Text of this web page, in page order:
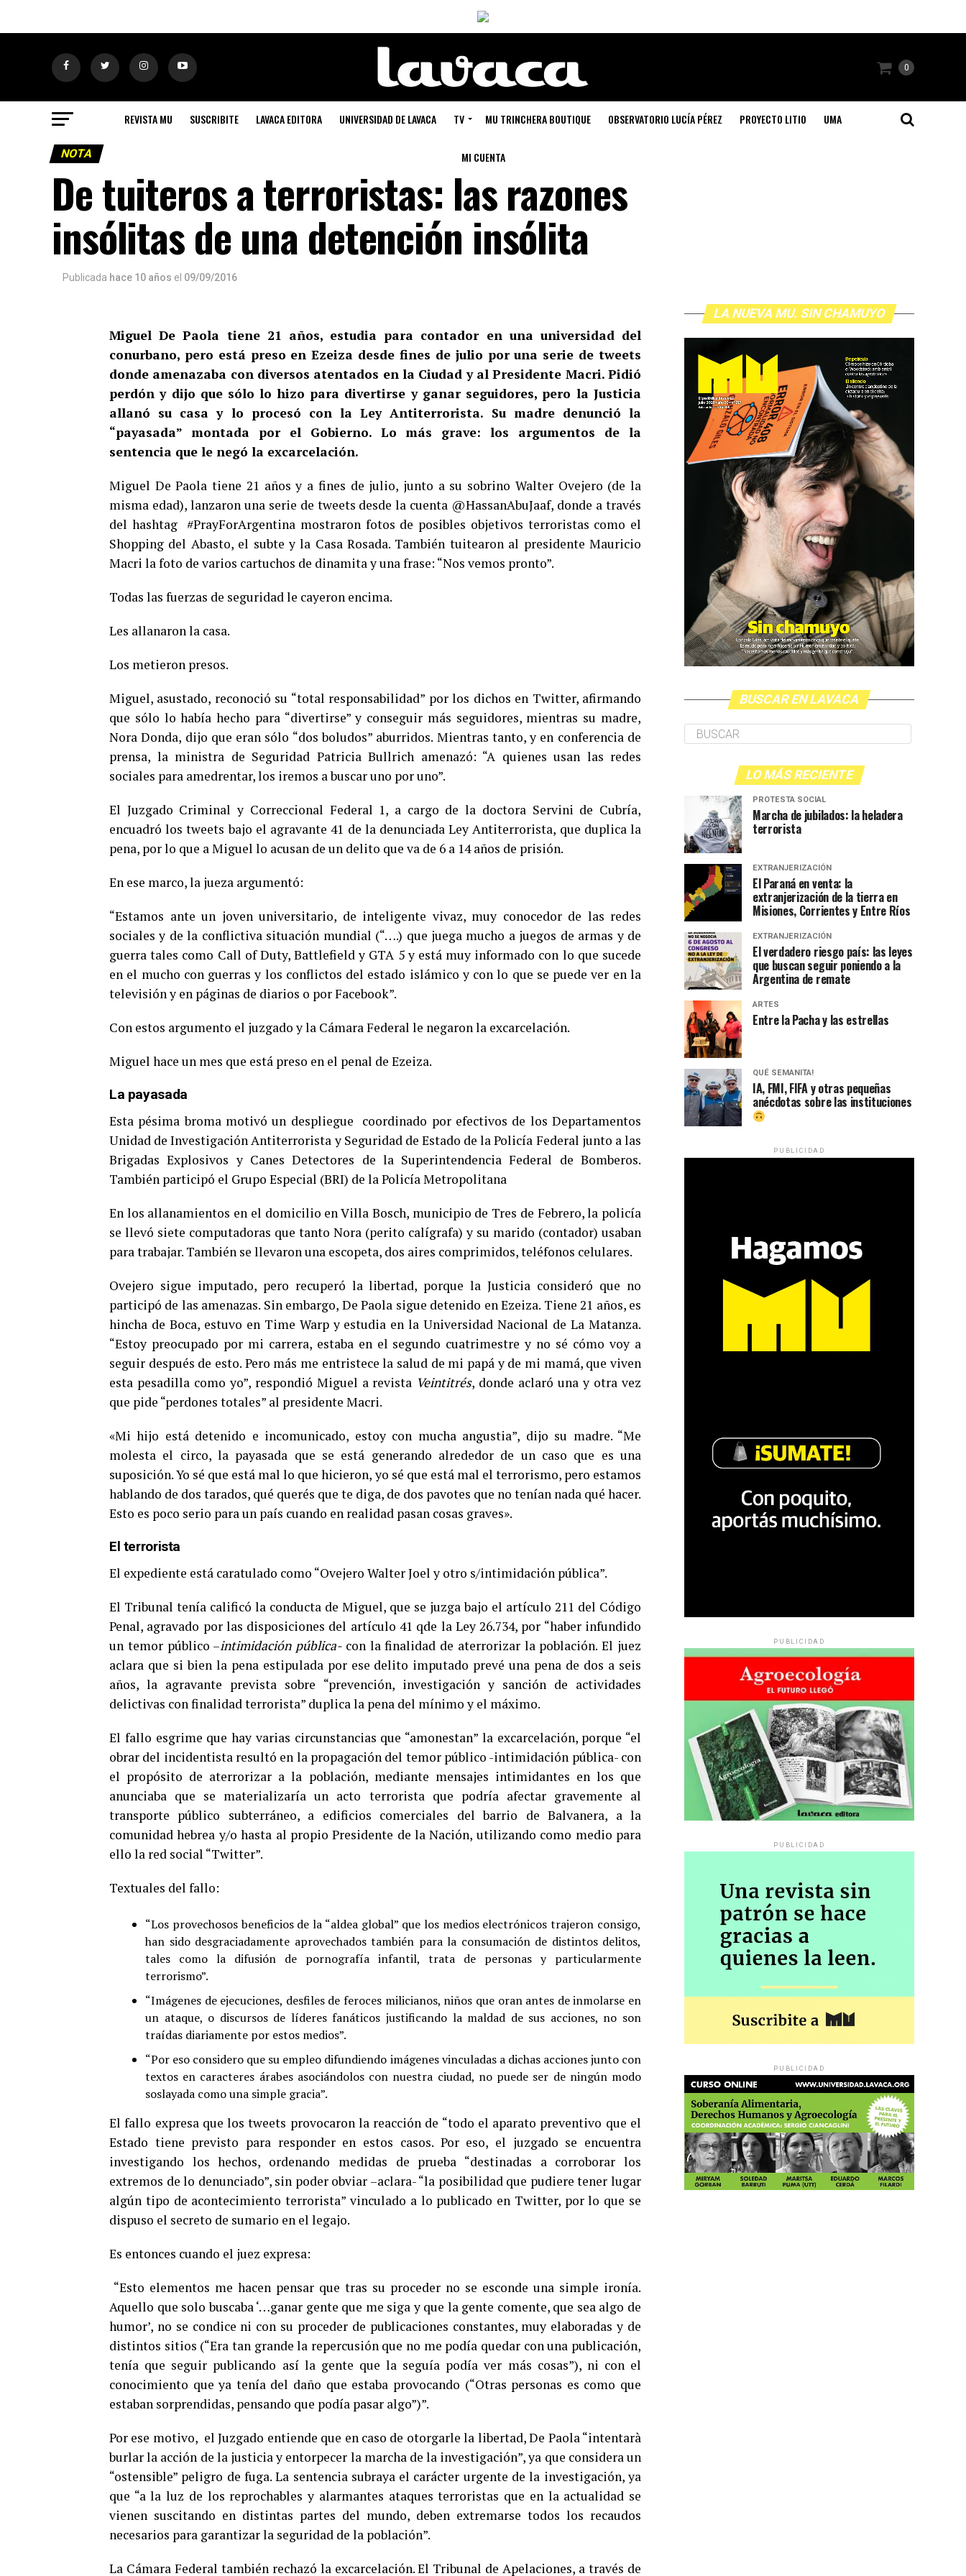
0
REVISTA MU SUSCRIBITE LAVACA EDITORA UNIVERSIDAD DE LAVACA TV MU TRINCHERA BOUTIQUE OBSERVATORIO LUCÍA PÉREZ PROYECTO LITIO UMA
MI CUENTA
NOTA
De tuiteros a terroristas: las razones
insólitas de una detención insólita
Publicada hace 10 años el 09/09/2016
Miguel De Paola tiene 21 años, estudia para contador en una universidad del
conurbano, pero está preso en Ezeiza desde fines de julio por una serie de tweets
donde amenazaba con diversos atentados en la Ciudad y al Presidente Macri. Pidió
perdón y dijo que sólo lo hizo para divertirse y ganar seguidores, pero la Justicia
allanó su casa y lo procesó con la Ley Antiterrorista. Su madre denunció la
“payasada” montada por el Gobierno. Lo más grave: los argumentos de la
sentencia que le negó la excarcelación.
Miguel De Paola tiene 21 años y a fines de julio, junto a su sobrino Walter Ovejero (de la
misma edad), lanzaron una serie de tweets desde la cuenta @HassanAbuJaaf, donde a través
del hashtag #PrayForArgentina mostraron fotos de posibles objetivos terroristas como el
Shopping del Abasto, el subte y la Casa Rosada. También tuitearon al presidente Mauricio
Macri la foto de varios cartuchos de dinamita y una frase: “Nos vemos pronto”.
Todas las fuerzas de seguridad le cayeron encima.
Les allanaron la casa.
Los metieron presos.
Miguel, asustado, reconoció su “total responsabilidad” por los dichos en Twitter, afirmando
que sólo lo había hecho para “divertirse” y conseguir más seguidores, mientras su madre,
Nora Donda, dijo que eran sólo “dos boludos” aburridos. Mientras tanto, y en conferencia de
prensa, la ministra de Seguridad Patricia Bullrich amenazó: “A quienes usan las redes
sociales para amedrentar, los iremos a buscar uno por uno”.
El Juzgado Criminal y Correccional Federal 1, a cargo de la doctora Servini de Cubría,
encuadró los tweets bajo el agravante 41 de la denunciada Ley Antiterrorista, que duplica la
pena, por lo que a Miguel lo acusan de un delito que va de 6 a 14 años de prisión.
En ese marco, la jueza argumentó:
“Estamos ante un joven universitario, de inteligente vivaz, muy conocedor de las redes
sociales y de la conflictiva situación mundial (“….) que juega mucho a juegos de armas y de
guerra tales como Call of Duty, Battlefield y GTA 5 y está muy informado con lo que sucede
en el mucho con guerras y los conflictos del estado islámico y con lo que se puede ver en la
televisión y en páginas de diarios o por Facebook”.
Con estos argumento el juzgado y la Cámara Federal le negaron la excarcelación.
Miguel hace un mes que está preso en el penal de Ezeiza.
La payasada
Esta pésima broma motivó un despliegue coordinado por efectivos de los Departamentos
Unidad de Investigación Antiterrorista y Seguridad de Estado de la Policía Federal junto a las
Brigadas Explosivos y Canes Detectores de la Superintendencia Federal de Bomberos.
También participó el Grupo Especial (BRI) de la Policía Metropolitana
En los allanamientos en el domicilio en Villa Bosch, municipio de Tres de Febrero, la policía
se llevó siete computadoras que tanto Nora (perito calígrafa) y su marido (contador) usaban
para trabajar. También se llevaron una escopeta, dos aires comprimidos, teléfonos celulares.
Ovejero sigue imputado, pero recuperó la libertad, porque la Justicia consideró que no
participó de las amenazas. Sin embargo, De Paola sigue detenido en Ezeiza. Tiene 21 años, es
hincha de Boca, estuvo en Time Warp y estudia en la Universidad Nacional de La Matanza.
“Estoy preocupado por mi carrera, estaba en el segundo cuatrimestre y no sé cómo voy a
seguir después de esto. Pero más me entristece la salud de mi papá y de mi mamá, que viven
esta pesadilla como yo”, respondió Miguel a revista Veintitrés, donde aclaró una y otra vez
que pide “perdones totales” al presidente Macri.
«Mi hijo está detenido e incomunicado, estoy con mucha angustia”, dijo su madre. “Me
molesta el circo, la payasada que se está generando alrededor de un caso que es una
suposición. Yo sé que está mal lo que hicieron, yo sé que está mal el terrorismo, pero estamos
hablando de dos tarados, qué querés que te diga, de dos pavotes que no tenían nada qué hacer.
Esto es poco serio para un país cuando en realidad pasan cosas graves».
El terrorista
El expediente está caratulado como “Ovejero Walter Joel y otro s/intimidación pública”.
El Tribunal tenía calificó la conducta de Miguel, que se juzga bajo el artículo 211 del Código
Penal, agravado por las disposiciones del artículo 41 qde la Ley 26.734, por “haber infundido
un temor público –intimidación pública-con la finalidad de aterrorizar la población. El juez
aclara que si bien la pena estipulada por ese delito imputado prevé una pena de dos a seis
años, la agravante prevista sobre “prevención, investigación y sanción de actividades
delictivas con finalidad terrorista” duplica la pena del mínimo y el máximo.
El fallo esgrime que hay varias circunstancias que “amonestan” la excarcelación, porque “el
obrar del incidentista resultó en la propagación del temor público -intimidación pública- con
el propósito de aterrorizar a la población, mediante mensajes intimidantes en los que
anunciaba que se materializaría un acto terrorista que podría afectar gravemente al
transporte público subterráneo, a edificios comerciales del barrio de Balvanera, a la
comunidad hebrea y/o hasta al propio Presidente de la Nación, utilizando como medio para
ello la red social “Twitter”.
Textuales del fallo:
“Los provechosos beneficios de la “aldea global” que los medios electrónicos trajeron consigo,
han sido desgraciadamente aprovechados también para la consumación de distintos delitos,
tales como la difusión de pornografía infantil, trata de personas y particularmente
terrorismo”.
“Imágenes de ejecuciones, desfiles de feroces milicianos, niños que oran antes de inmolarse en
un ataque, o discursos de líderes fanáticos justificando la maldad de sus acciones, no son
traídas diariamente por estos medios”.
“Por eso considero que su empleo difundiendo imágenes vinculadas a dichas acciones junto con
textos en caracteres árabes asociándolos con nuestra ciudad, no puede ser de ningún modo
soslayada como una simple gracia”.
El fallo expresa que los tweets provocaron la reacción de “todo el aparato preventivo que el
Estado tiene previsto para responder en estos casos. Por eso, el juzgado se encuentra
investigando los hechos, ordenando medidas de prueba “destinadas a corroborar los
extremos de lo denunciado”, sin poder obviar –aclara- “la posibilidad que pudiere tener lugar
algún tipo de acontecimiento terrorista” vinculado a lo publicado en Twitter, por lo que se
dispuso el secreto de sumario en el legajo.
Es entonces cuando el juez expresa:
“Esto elementos me hacen pensar que tras su proceder no se esconde una simple ironía.
Aquello que solo buscaba ‘…ganar gente que me siga y que la gente comente, que sea algo de
humor’, no se condice ni con su proceder de publicaciones constantes, muy elaboradas y de
distintos sitios (“Era tan grande la repercusión que no me podía quedar con una publicación,
tenía que seguir publicando así la gente que la seguía podía ver más cosas”), ni con el
conocimiento que ya tenía del daño que estaba provocando (“Otras personas es como que
estaban sorprendidas, pensando que podía pasar algo”)”.
Por ese motivo, el Juzgado entiende que en caso de otorgarle la libertad, De Paola “intentarà
burlar la acción de la justicia y entorpecer la marcha de la investigación”, ya que considera un
“ostensible” peligro de fuga. La sentencia subraya el carácter urgente de la investigación, ya
que “a la luz de los reprochables y alarmantes ataques terroristas que en la actualidad se
vienen suscitando en distintas partes del mundo, deben extremarse todos los recaudos
necesarios para garantizar la seguridad de la población”.
La Cámara Federal también rechazó la excarcelación. El Tribunal de Apelaciones, a través de
LA NUEVA MU. SIN CHAMUYO
BUSCAR EN LAVACA
LO MÁS RECIENTE
PROTESTA SOCIAL
Marcha de jubilados: la heladera
terrorista
EXTRANJERIZACIÓN
El Paraná en venta: la
extranjerización de la tierra en
Misiones, Corrientes y Entre Ríos
EXTRANJERIZACIÓN
El verdadero riesgo país: las leyes
que buscan seguir poniendo a la
Argentina de remate
ARTES
Entre la Pacha y las estrellas
QUÉ SEMANITA!
IA, FMI, FIFA y otras pequeñas
anécdotas sobre las instituciones
PUBLICIDAD
PUBLICIDAD
PUBLICIDAD
PUBLICIDAD